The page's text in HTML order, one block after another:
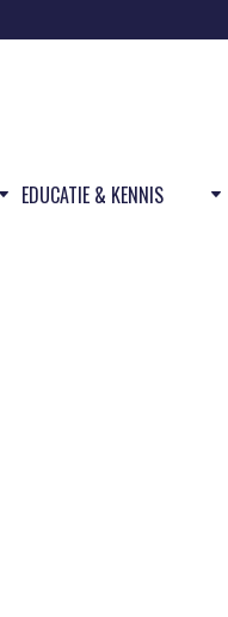
EDUCATIE & KENNIS